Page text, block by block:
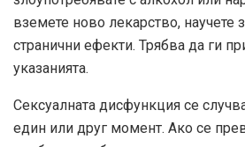
вземете ново лекарство, научете
странични ефекти. Трябва да ги
указанията.
Сексуалната дисфункция се
един или друг момент. Ако се